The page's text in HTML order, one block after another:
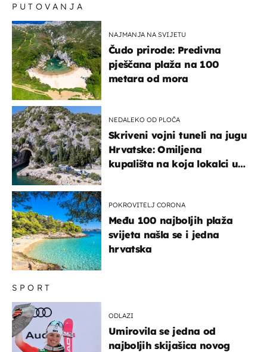
SPORT
ODLAZI
Umirovila se jedna od
najboljih skijašica novog
PUTOVANJA
NAJMANJA NA SVIJETU
Čudo prirode: Predivna
pješčana plaža na 100
metara od mora
NEDALEKO OD PLOČA
Skriveni vojni tuneli na jugu
Hrvatske: Omiljena
kupališta na koja lokalci u
POKROVITELJ CORONA
Među 100 najboljih plaža
svijeta našla se i jedna
hrvatska